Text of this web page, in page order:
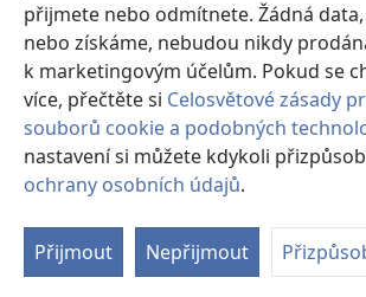
přijmete nebo odmítnete. Žádná
nebo získáme, nebudou nikdy
k marketingovým účelům. Pokud se
více, přečtěte si Celosvětové zásady
souborů cookie a podobných
nastavení si můžete kdykoli
ochrany osobních údajů.
Přijmout Nepřijmout
Watchtower Library
Copyright© 2026 Watch Tower Bible and Tract
PODMÍNKY POUŽITÍ| OCHRANA SOUKROMÍ
SOUKROMÍ